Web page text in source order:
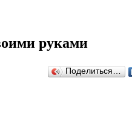
руками
Поделиться…